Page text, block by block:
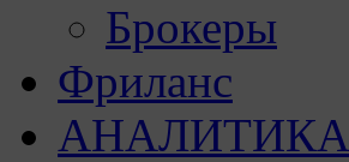
Брокеры
Фриланс
АНАЛИТИКА